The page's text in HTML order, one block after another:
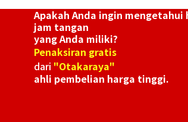
Constellation 123.25.27.20.57.006
Referensi Harga Buyback
41.991.360
Apakah Anda ingin mengetahui
jam tangan
yang Anda miliki?
Penaksiran gratis
dari "Otakaraya"
ahli pembelian harga tinggi.